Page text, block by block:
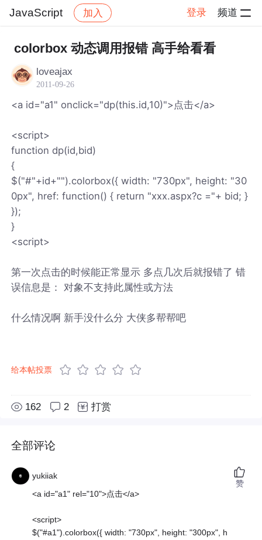
JavaScript 加入 登录 频道
社区 JavaScript 帖子详情
colorbox 动态调用报错 高手给看看
loveajax
2011-09-26
<a id="a1" onclick="dp(this.id,10)">点击</a>
<script>
function dp(id,bid)
{
$("#"+id+"").colorbox({ width: "730px", height: "30
0px", href: function() { return "xxx.aspx?c ="+ bid; }
});
}
<script>
第一次点击的时候能正常显示 多点几次后就报错了 错
误信息是： 对象不支持此属性或方法
什么情况啊 新手没什么分 大侠多帮帮吧
给本帖投票
162 2 打赏
全部评论
yukiiak
<a id="a1" rel="10">点击</a>
<script>
$("#a1").colorbox({ width: "730px", height: "300px", h
赞